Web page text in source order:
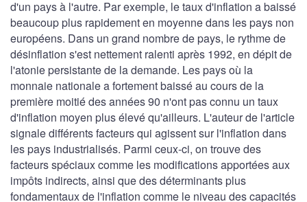
d'un pays à l'autre. Par exemple, le taux d'inflation a baissé
beaucoup plus rapidement en moyenne dans les pays non
européens. Dans un grand nombre de pays, le rythme de
désinflation s'est nettement ralenti après 1992, en dépit de
l'atonie persistante de la demande. Les pays où la
monnaie nationale a fortement baissé au cours de la
première moitié des années 90 n'ont pas connu un taux
d'inflation moyen plus élevé qu'ailleurs. L'auteur de l'article
signale différents facteurs qui agissent sur l'inflation dans
les pays industrialisés. Parmi ceux-ci, on trouve des
facteurs spéciaux comme les modifications apportées aux
impôts indirects, ainsi que des déterminants plus
fondamentaux de l'inflation comme le niveau des capacités